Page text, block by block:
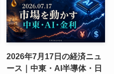
2026年7月17日の経済ニュ
ース｜中東・AI半導体・日